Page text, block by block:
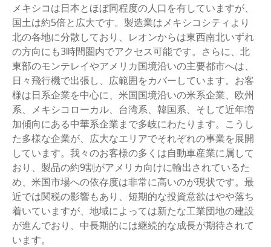
メキシコは日本とほぼ同程度の人口を有していますが、
国土は約5倍と広大です。製造業はメキシコシティより
北の各地に分散しており、レオンからは東西南北いずれ
の方向にも3時間圏内でアクセス可能です。さらに、北
東部のモンテレイやアメリカ国境沿いの主要都市へは、
日々飛行機で出張し、広範囲をカバーしています。お客
様は日系企業を中心に、米国国境沿いの米系企業、欧州
系、メキシコローカル、台湾系、韓国系、そして近年増
加傾向にある中華系企業まで多岐にわたります。こうし
た多様な企業が、広大なエリアでそれぞれの事業を展開
しています。我々のお客様の多くは自動車産業に属して
おり、製品の約9割がアメリカ向けに輸出されているた
め、米国市場への依存度は非常に高いのが現状です。最
近では関税の影響もあり、短期的な投資意欲はやや落ち
着いていますが、地域によっては新たな工業団地の建設
が進んでおり、中長期的には継続的な成長が期待されて
います。